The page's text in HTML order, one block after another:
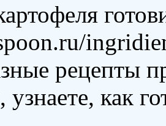
рецепты
узнаете, как